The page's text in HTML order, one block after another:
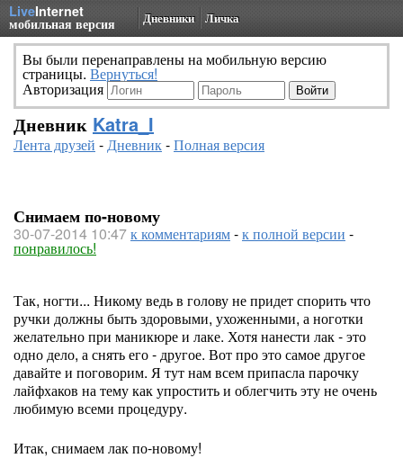
LiveInternet
мобильная версия Дневники Личка
Вы были перенаправлены на мобильную версию
страницы. Вернуться!
Авторизация
Дневник Katra_I
Лента друзей -Дневник-Полная версия
Снимаем по-новому
30-07-2014 10:47к комментариям-к полной версии -
понравилось!
Так, ногти... Никому ведь в голову не придет спорить что
ручки должны быть здоровыми, ухоженными, а ноготки
желательно при маникюре и лаке. Хотя нанести лак - это
одно дело, а снять его - другое. Вот про это самое другое
давайте и поговорим. Я тут нам всем припасла парочку
лайфхаков на тему как упростить и облегчить эту не очень
любимую всеми процедуру.
Итак, снимаем лак по-новому!